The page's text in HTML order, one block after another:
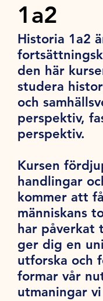
1a2
Historia 1a2
den här
studera
och
perspektiv,
perspektiv.
Kursen
handlingar
kommer att
människans
har påverkat
ger dig en
utforska och
formar vår
utmaningar